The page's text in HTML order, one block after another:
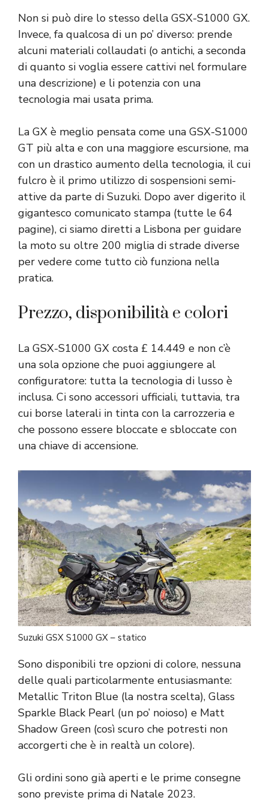
Non si può dire lo stesso della GSX-S1000 GX.
Invece, fa qualcosa di un po’ diverso: prende
alcuni materiali collaudati (o antichi, a seconda
di quanto si voglia essere cattivi nel formulare
una descrizione) e li potenzia con una
tecnologia mai usata prima.
La GX è meglio pensata come una GSX-S1000
GT più alta e con una maggiore escursione, ma
con un drastico aumento della tecnologia, il cui
fulcro è il primo utilizzo di sospensioni semi-
attive da parte di Suzuki. Dopo aver digerito il
gigantesco comunicato stampa (tutte le 64
pagine), ci siamo diretti a Lisbona per guidare
la moto su oltre 200 miglia di strade diverse
per vedere come tutto ciò funziona nella
pratica.
Prezzo, disponibilità e colori
La GSX-S1000 GX costa £ 14.449 e non c’è
una sola opzione che puoi aggiungere al
configuratore: tutta la tecnologia di lusso è
inclusa. Ci sono accessori ufficiali, tuttavia, tra
cui borse laterali in tinta con la carrozzeria e
che possono essere bloccate e sbloccate con
una chiave di accensione.
Suzuki GSX S1000 GX – statico
Sono disponibili tre opzioni di colore, nessuna
delle quali particolarmente entusiasmante:
Metallic Triton Blue (la nostra scelta), Glass
Sparkle Black Pearl (un po’ noioso) e Matt
Shadow Green (così scuro che potresti non
accorgerti che è in realtà un colore).
Gli ordini sono già aperti e le prime consegne
sono previste prima di Natale 2023.